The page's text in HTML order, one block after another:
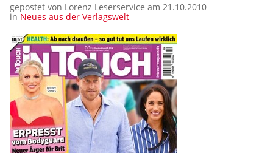
gepostet von Lorenz Leserservice am 21.10.2010
in Neues aus der Verlagswelt